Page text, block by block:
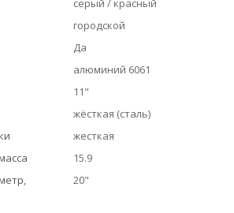
серый / красный
городской
Да
алюминий 6061
11"
жёсткая (сталь)
жесткая
15.9
20"